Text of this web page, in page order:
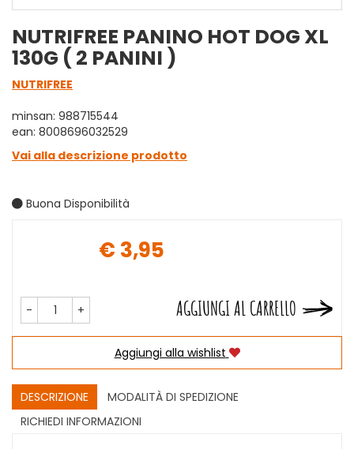
NUTRIFREE PANINO HOT DOG XL
130G ( 2 PANINI )
NUTRIFREE
minsan: 988715544
ean: 8008696032529
Vai alla descrizione prodotto
Buona Disponibilità
€ 3,95
- + AGGIUNGI AL CARRELLO
Aggiungi alla wishlist
DESCRIZIONE
MODALITÀ DI SPEDIZIONE
RICHIEDI INFORMAZIONI